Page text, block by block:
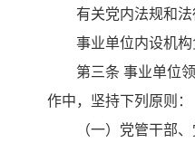
有关党内法规和法律
事业单位内设机构负
第三条 事业单位领
作中，坚持下列原则：
（一）党管干部、